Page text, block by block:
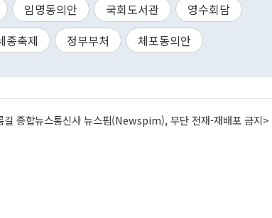
임명동의안 국회도서관
영수회담
종축제 정부부처 체포동의안
길 종합뉴스통신사 뉴스핌(Newspim), 무단 전재-재배포 금지>